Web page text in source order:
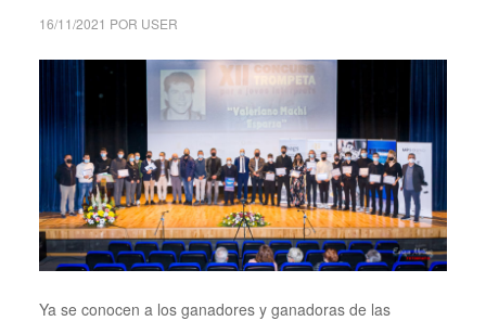
16/11/2021 POR USER
Ya se conocen a los ganadores y ganadoras de las